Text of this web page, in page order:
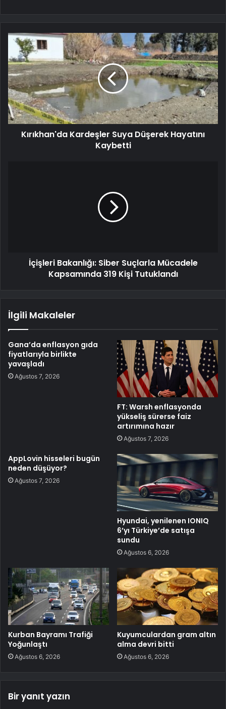
Kırıkhan'da Kardeşler Suya Düşerek Hayatını
Kaybetti
İçişleri Bakanlığı: Siber Suçlarla Mücadele
Kapsamında 319 Kişi Tutuklandı
İlgili Makaleler
Gana’da enflasyon gıda
fiyatlarıyla birlikte
yavaşladı
Ağustos 7, 2026
FT: Warsh enflasyonda
yükseliş sürerse faiz
artırımına hazır
Ağustos 7, 2026
AppLovin hisseleri bugün
neden düşüyor?
Ağustos 7, 2026
Hyundai, yenilenen IONIQ
6’yı Türkiye’de satışa
sundu
Ağustos 6, 2026
Kurban Bayramı Trafiği
Yoğunlaştı
Ağustos 6, 2026
Kuyumculardan gram altın
alma devri bitti
Ağustos 6, 2026
Bir yanıt yazın